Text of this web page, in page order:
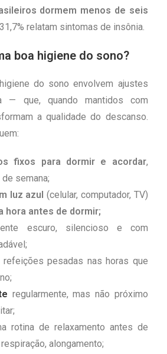
dormem menos de seis
relatam sintomas de insônia.
boa higiene do sono?
do sono envolvem ajustes
— que, quando mantidos com
a qualidade do descanso.
fixos para dormir e acordar,
semana;
luz azul(celular, computador, TV)
hora antes de dormir;
escuro, silencioso e com
pesadas nas horas que
regularmente, mas não próximo
rotina de relaxamento antes de
alongamento;